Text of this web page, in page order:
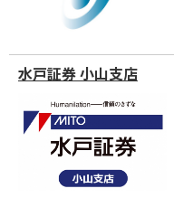
水戸証券 小山支店